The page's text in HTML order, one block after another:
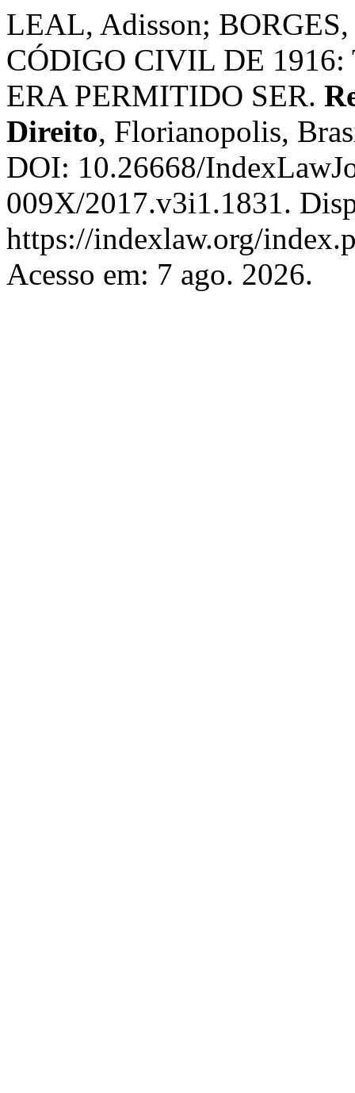
LEAL, Adisson; BORGES,
CÓDIGO CIVIL DE
ERA PERMITIDO SER.
Direito, Florianopolis,
DOI: 10.26668/
009X/2017.v3i1.1831.
https://indexlaw.org/
Acesso em: 7 ago. 2026.